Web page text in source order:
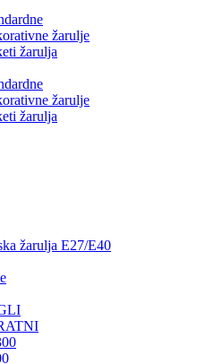
žarulje
žarulja
žarulje
žarulja
žarulja E27/E40